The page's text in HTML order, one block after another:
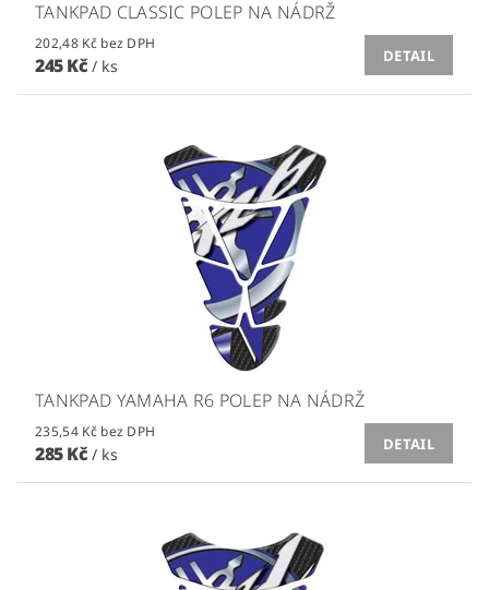
TANKPAD CLASSIC POLEP NA NÁDRŽ
202,48 Kč bez DPH
245 Kč / ks
DETAIL
TANKPAD YAMAHA R6 POLEP NA NÁDRŽ
235,54 Kč bez DPH
285 Kč / ks
DETAIL